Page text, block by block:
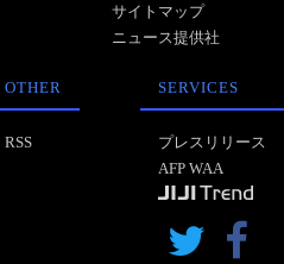
サイトマップ
ニュース提供社
OTHER
RSS
SERVICES
プレスリリース
AFP WAA